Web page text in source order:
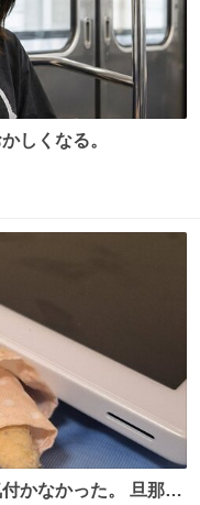
しくなる。
かなかった。 旦那だ